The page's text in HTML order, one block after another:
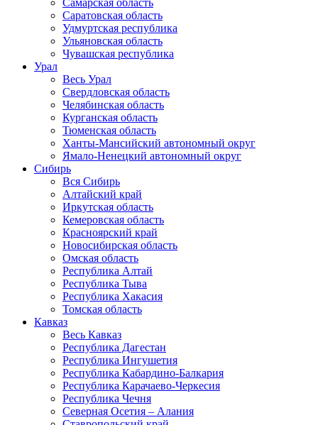
Самарская область
Саратовская область
Удмуртская республика
Ульяновская область
Чувашская республика
Урал
Весь Урал
Свердловская область
Челябинская область
Курганская область
Тюменская область
Ханты-Мансийский автономный округ
Ямало-Ненецкий автономный округ
Сибирь
Вся Сибирь
Алтайский край
Иркутская область
Кемеровская область
Красноярский край
Новосибирская область
Омская область
Республика Алтай
Республика Тыва
Республика Хакасия
Томская область
Кавказ
Весь Кавказ
Республика Дагестан
Республика Ингушетия
Республика Кабардино-Балкария
Республика Карачаево-Черкесия
Республика Чечня
Северная Осетия – Алания